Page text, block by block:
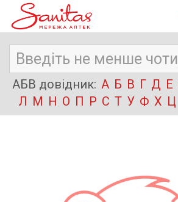
АБВ довідник: А Б В Г Д Е
Л М Н О П Р С Т У Ф Х Ц